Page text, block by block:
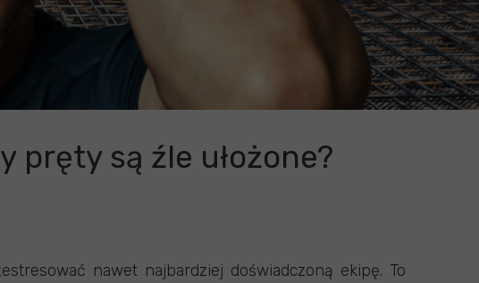
pręty są źle ułożone?
nawet najbardziej doświadczoną ekipę. To